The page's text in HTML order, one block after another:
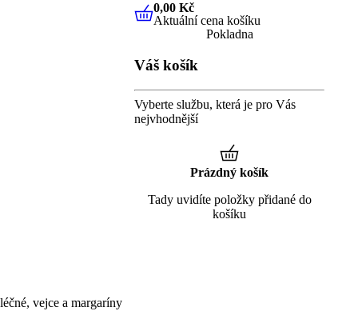
vejce a margaríny
0,00 KčAktuální cena košíku
0,00 Kč
Aktuální cena košíku
Pokladna
Váš košík
Vyberte službu, která je pro Vás
nejvhodnější
Prázdný košík
Tady uvidíte položky přidané do
košíku